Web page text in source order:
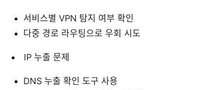
서비스별 VPN 탐지 여부 확인
다중 경로 라우팅으로 우회 시도
IP 누출 문제
DNS 누출 확인 도구 사용